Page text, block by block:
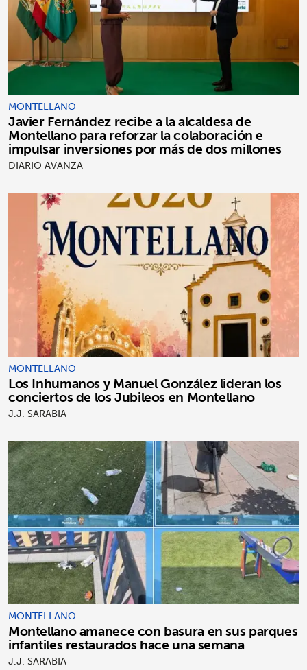
MONTELLANO
Javier Fernández recibe a la alcaldesa de
Montellano para reforzar la colaboración e
impulsar inversiones por más de dos millones
DIARIO AVANZA
MONTELLANO
Los Inhumanos y Manuel González lideran los
conciertos de los Jubileos en Montellano
J.J. SARABIA
MONTELLANO
Montellano amanece con basura en sus parques
infantiles restaurados hace una semana
J.J. SARABIA